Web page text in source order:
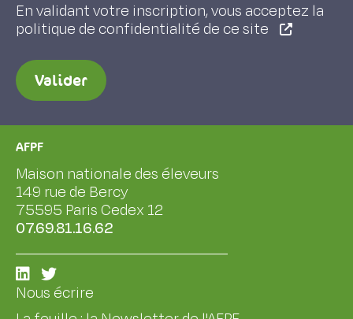
En validant votre inscription, vous acceptez la
politique de confidentialité de ce site
Valider
AFPF
Maison nationale des éleveurs
149 rue de Bercy
75595 Paris Cedex 12
07.69.81.16.62
Nous écrire